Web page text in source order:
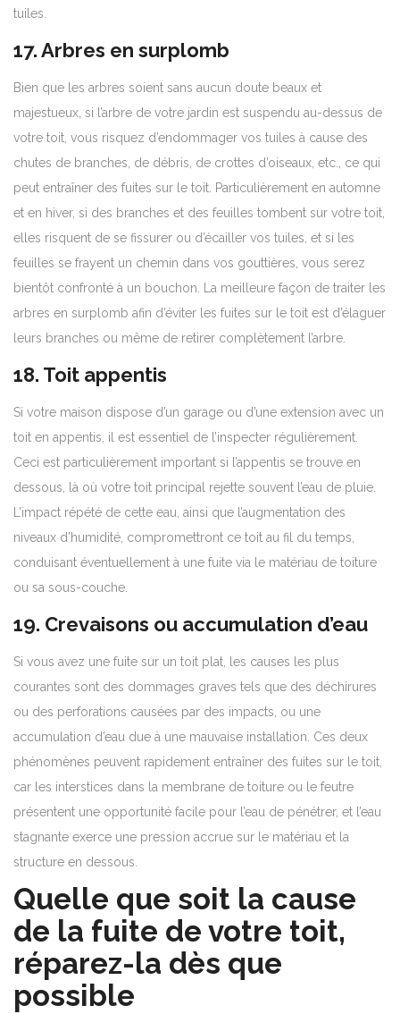
tuiles
17. Arbres en surplomb
Bien que les arbres soient sans aucun doute beaux et
majestueux, si l’arbre de votre jardin est suspendu au-dessus de
votre toit, vous risquez d’endommager vos tuiles à cause des
chutes de branches, de débris, de crottes d’oiseaux, etc., ce qui
peut entraîner des fuites sur le toit. Particulièrement en automne
et en hiver, si des branches et des feuilles tombent sur votre toit,
elles risquent de se fissurer ou d’écailler vos tuiles, et si les
feuilles se frayent un chemin dans vos gouttières, vous serez
bientôt confronté à un bouchon. La meilleure façon de traiter les
arbres en surplomb afin d’éviter les fuites sur le toit est d’élaguer
leurs branches ou même de retirer complètement l’arbre.
18. Toit appentis
Si votre maison dispose d’un garage ou d’une extension avec un
toit en appentis, il est essentiel de l’inspecter régulièrement.
Ceci est particulièrement important si l’appentis se trouve en
dessous, là où votre toit principal rejette souvent l’eau de pluie.
L’impact répété de cette eau, ainsi que l’augmentation des
niveaux d’humidité, compromettront ce toit au fil du temps,
conduisant éventuellement à une fuite via le matériau de toiture
ou sa sous-couche.
19. Crevaisons ou accumulation d’eau
Si vous avez une fuite sur un toit plat, les causes les plus
courantes sont des dommages graves tels que des déchirures
ou des perforations causées par des impacts, ou une
accumulation d’eau due à une mauvaise installation. Ces deux
phénomènes peuvent rapidement entraîner des fuites sur le toit,
car les interstices dans la membrane de toiture ou le feutre
présentent une opportunité facile pour l’eau de pénétrer, et l’eau
stagnante exerce une pression accrue sur le matériau et la
structure en dessous.
Quelle que soit la cause
de la fuite de votre toit,
réparez-la dès que
possible